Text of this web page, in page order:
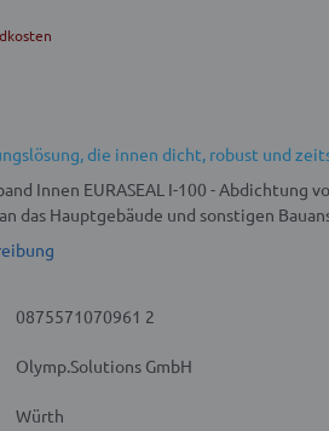
die innen dicht, robust und
Innen EURASEAL I-100 - Abdichtung
das Hauptgebäude und sonstigen
0875571070961 2
Olymp.Solutions GmbH
Würth